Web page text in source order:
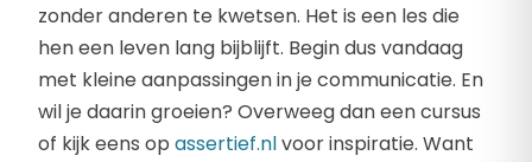
zonder anderen te kwetsen. Het is een les die
hen een leven lang bijblijft. Begin dus vandaag
met kleine aanpassingen in je communicatie. En
wil je daarin groeien? Overweeg dan een cursus
of kijk eens op assertief.nlvoor inspiratie. Want